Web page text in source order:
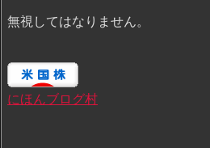
無視してはなりません。
にほんブログ村